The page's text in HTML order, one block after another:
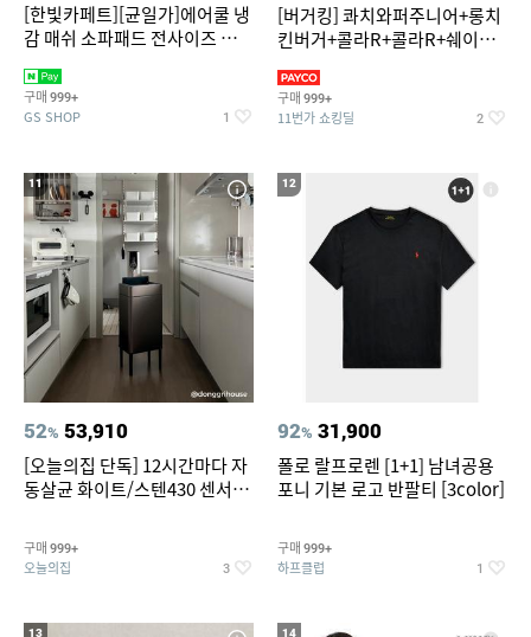
[한빛카페트][균일가]에어쿨 냉
감 매쉬 소파패드 전사이즈 균일
구매 999+
GS SHOP 1
[버거킹] 콰치와퍼주니어+롱치
킨버거+콜라R+콜라R+쉐이킹
구매 999+
11번가 쇼킹딜 2
11
52% 53,910
[오늘의집 단독] 12시간마다 자
동살균 화이트/스텐430 센서휴
구매 999+
오늘의집 3
12
92% 31,900
폴로 랄프로렌 [1+1] 남녀공용
포니 기본 로고 반팔티 [3color]
구매 999+
하프클럽 1
13 14